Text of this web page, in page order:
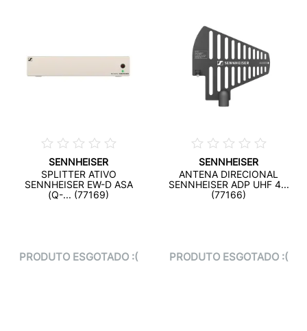
SENNHEISER
SPLITTER ATIVO
SENNHEISER EW-D ASA
(Q-... (77169)
PRODUTO ESGOTADO :(
SENNHEISER
ANTENA DIRECIONAL
SENNHEISER ADP UHF 4...
(77166)
PRODUTO ESGOTADO :(